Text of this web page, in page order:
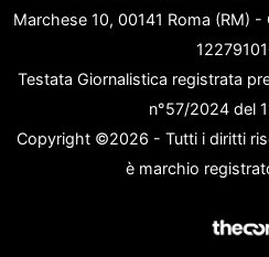
Marchese 10, 00141 Roma (RM) -
Testata Giornalistica registrata
n°57/2024 del
Copyright ©2026 - Tutti i diritti
è marchio